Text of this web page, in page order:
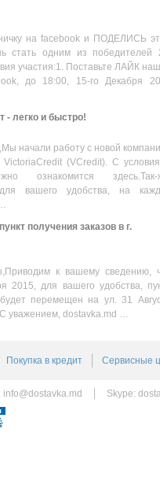
на facebook и ПОДЕЛИСЬ
стать одним из победителей
участия:1. Поставьте ЛАЙК
до 18:00, 15-го Декабря
- легко и быстро!
начали работу с новой
VictoriaCredit (VCredit). С
ознакомится здесь.Так-
вашего удобства, на
получения заказов в г.
к вашему сведению,
2015, для вашего удобства,
перемещен на ул. 31
уважением, dostavka.md …
Покупка в кредит Сервисные
info@dostavka.md Skype: